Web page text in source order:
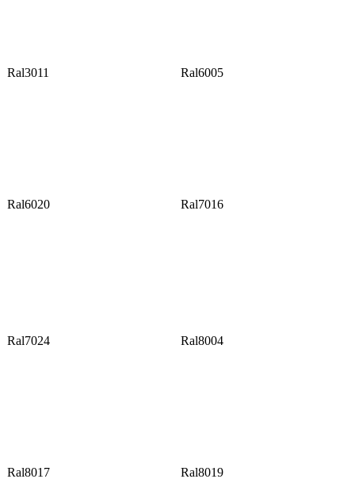
Ral3011 Ral6005
Ral6020 Ral7016
Ral7024 Ral8004
Ral8017 Ral8019